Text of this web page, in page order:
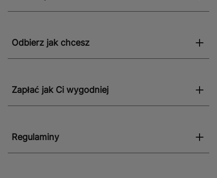
Odbierz jak chcesz
Zapłać jak Ci wygodniej
Regulaminy